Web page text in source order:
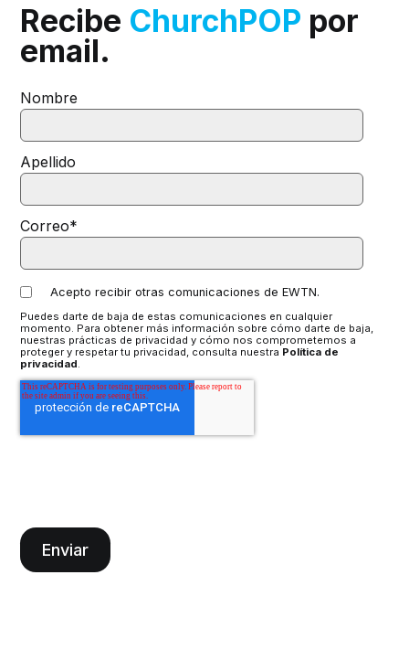
Recibe ChurchPOP por
email.
Nombre
Apellido
Correo*
Acepto recibir otras comunicaciones de EWTN.
Puedes darte de baja de estas comunicaciones en cualquier
momento. Para obtener más información sobre cómo darte de baja,
nuestras prácticas de privacidad y cómo nos comprometemos a
proteger y respetar tu privacidad, consulta nuestra Política de
privacidad